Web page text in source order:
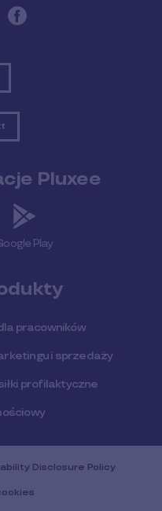
Pluxee
Play
pracowników
i sprzedaży
profilaktyczne
Disclosure Policy